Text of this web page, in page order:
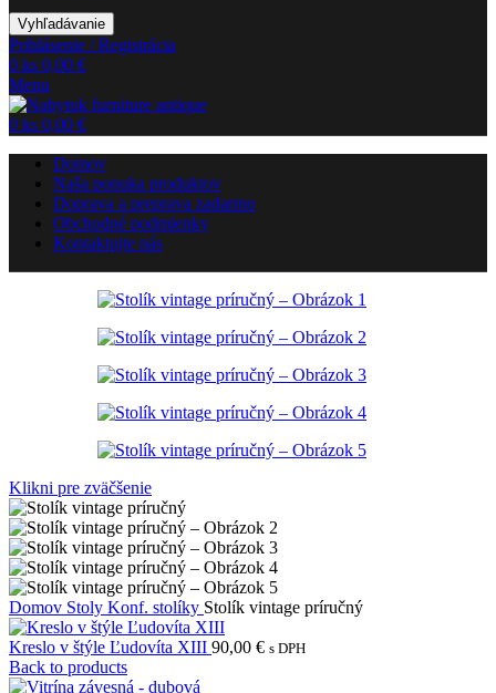
Vyhľadávanie
Prihlásenie / Registrácia
0 ks 0,00 €
Menu
0 ks 0,00 €
Domov
Naša ponuka produktov
Doprava a preprava zadarmo
Obchodné podmienky
Kontaktujte nás
Klikni pre zväčšenie
Domov Stoly Konf. stolíky Stolík vintage príručný
Kreslo v štýle Ľudovíta XIII 90,00 € s DPH
Back to products